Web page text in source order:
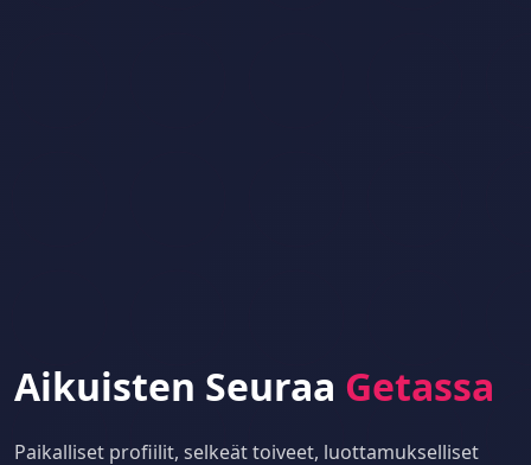
Aikuisten Seuraa Getassa
Paikalliset profiilit, selkeät toiveet, luottamukselliset